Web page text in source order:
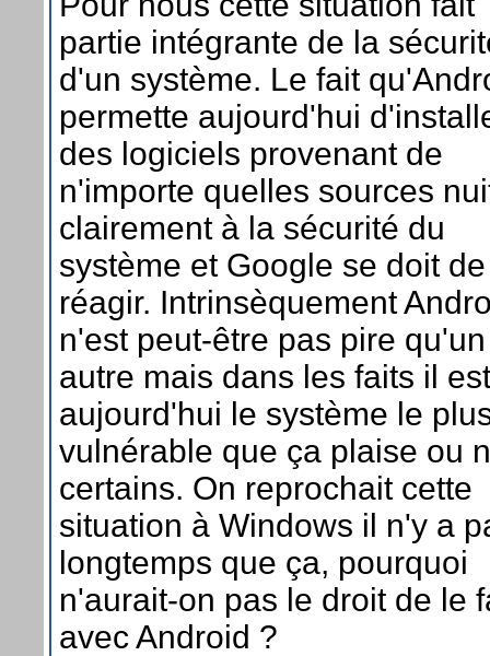
partie intégrante de la
d'un système. Le fait
permette aujourd'hui
des logiciels provenant de
n'importe quelles sources
clairement à la sécurité du
système et Google se doit de
réagir. Intrinsèquement
n'est peut-être pas pire qu'un
autre mais dans les faits il est
aujourd'hui le système le
vulnérable que ça plaise ou
certains. On reprochait cette
situation à Windows il n'y a
longtemps que ça, pourquoi
n'aurait-on pas le droit de le
avec Android ?